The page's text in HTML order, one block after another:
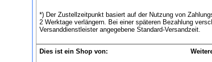
*) Der Zustellzeitpunkt basiert auf der Nutzung von
2 Werktage verlängern. Bei einer späteren Bezahlung
Versanddienstleister angegebene Standard-Versandzeit.
Dies ist ein Shop von: